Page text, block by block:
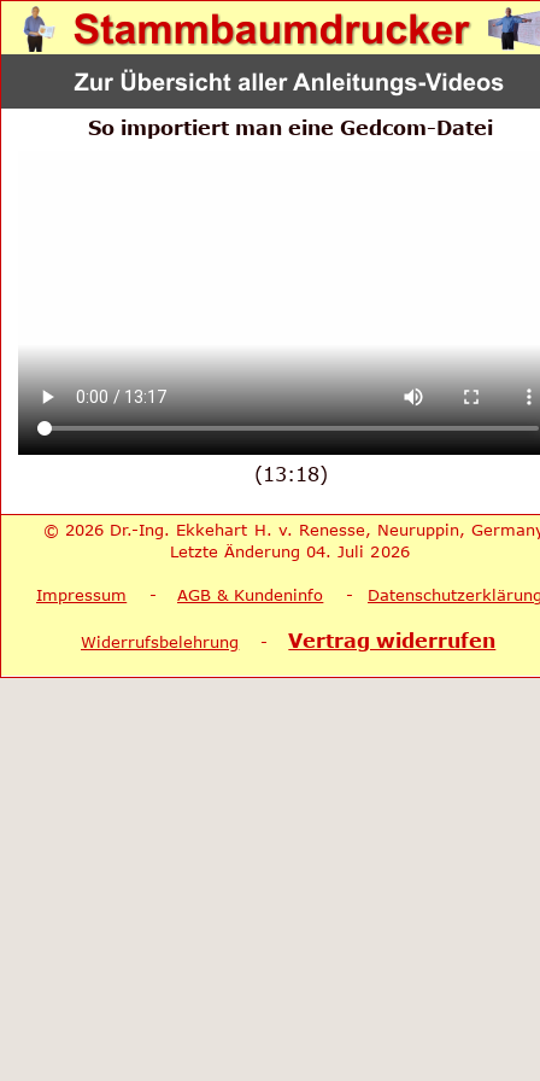
© 2026 Dr.-Ing. Ekkehart H. v. Renesse, Neuruppin,
Letzte Änderung 04. Juli 2026
Impressum
    -
AGB & Kundeninfo
    -
Widerrufsbelehrung
    -
Vertrag widerrufen
So importiert man eine Gedcom-Datei
(13:18)